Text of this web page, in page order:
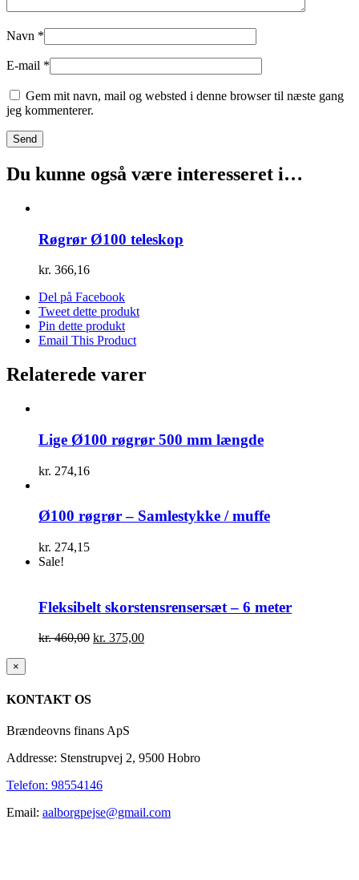
Navn *
E-mail *
Gem mit navn, mail og websted i denne browser til næste gang
jeg kommenterer.
Du kunne også være interesseret i…
Røgrør Ø100 teleskop
kr. 366,16
Del på Facebook
Tweet dette produkt
Pin dette produkt
Email This Product
Relaterede varer
Lige Ø100 røgrør 500 mm længde
kr. 274,16
Ø100 røgrør – Samlestykke / muffe
kr. 274,15
Sale!
Fleksibelt skorstensrensersæt – 6 meter
kr.460,00 Den
kr. 375,00Den
Close
product
view
×
KONTAKT OS
Brændeovns finans ApS
Addresse: Stenstrupvej 2, 9500 Hobro
Telefon: 98554146
Email: aalborgpejse@gmail.com